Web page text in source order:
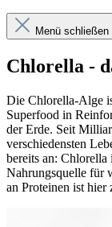
Menü schließen
Chlorella -
Die Chlorella-Alge
Superfood in
der Erde. Seit
verschiedensten
bereits an:
Nahrungsquelle für
an Proteinen ist hier